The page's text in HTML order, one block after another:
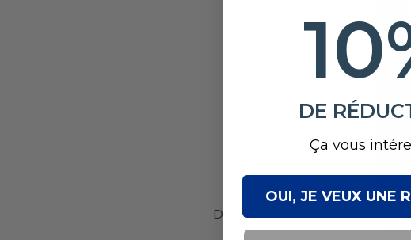
Draineur bio favorise le drainage
DE
Ça vous
OUI, JE VEUX UNE